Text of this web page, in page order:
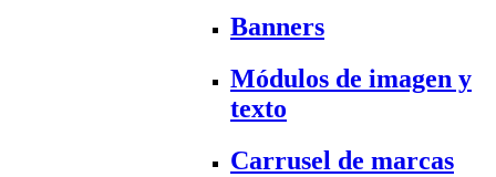
Banners
Módulos de imagen y
texto
Carrusel de marcas